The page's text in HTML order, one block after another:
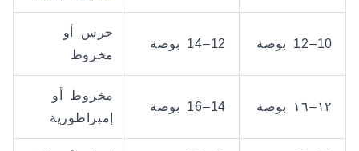
10–12 بوصة 12–14 بوصة
جرس أو
مخروط
١٢–١٦ بوصة 14–16 بوصة
مخروط أو
إمبراطورية